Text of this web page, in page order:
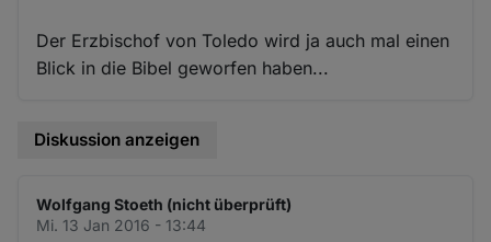
Der Erzbischof von Toledo wird ja auch mal einen
Blick in die Bibel geworfen haben...
Diskussion anzeigen
Wolfgang Stoeth (nicht überprüft)
Mi. 13 Jan 2016 - 13:44